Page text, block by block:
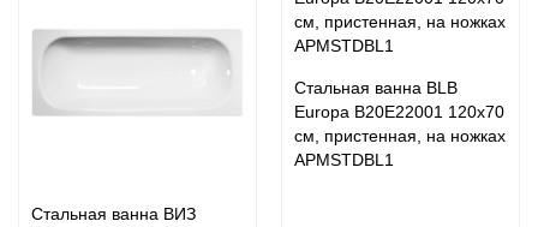
Стальная ванна ВИЗ
Стальная ванна BLB
Europa B20E22001 120x70
см, пристенная, на ножках
APMSTDBL1